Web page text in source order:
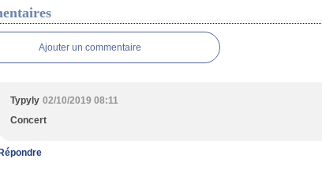
Ajouter un commentaire
Typyly 02/10/2019 08:11
Concert
Répondre